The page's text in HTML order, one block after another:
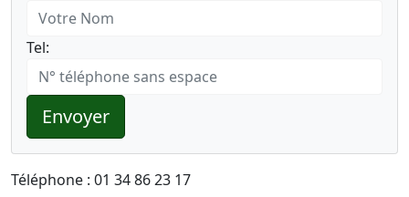
Tel:
Envoyer
Téléphone : 01 34 86 23 17